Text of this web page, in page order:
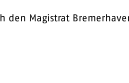
den Magistrat